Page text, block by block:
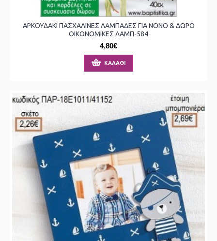
ΑΡΚΟΥΔΑΚΙ ΠΑΣΧΑΛΙΝΕΣ ΛΑΜΠΑΔΕΣ ΓΙΑ ΝΟΝΟ & ΔΩΡΟ
ΟΙΚΟΝΟΜΙΚΕΣ ΛΑΜΠ-584
4,80€
ΚΑΛΆΘΙ